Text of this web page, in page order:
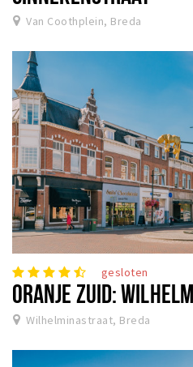
Van Coothplein, Breda
gesloten
ORANJE ZUID:
Wilhelminastraat, Breda